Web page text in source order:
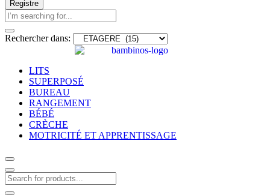
Rechercher dans:
LITS
SUPERPOSÉ
BUREAU
RANGEMENT
BÉBÉ
CRÈCHE
MOTRICITÉ ET APPRENTISSAGE